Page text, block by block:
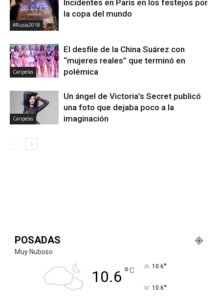
#Rusia2018
Incidentes en París en los festejos por
la copa del mundo
Caripelas
El desfile de la China Suárez con
“mujeres reales” que terminó en
polémica
Caripelas
Un ángel de Victoria’s Secret publicó
una foto que dejaba poco a la
imaginación
POSADAS
Muy Nuboso
10.6 °C 10.6°
10.6°